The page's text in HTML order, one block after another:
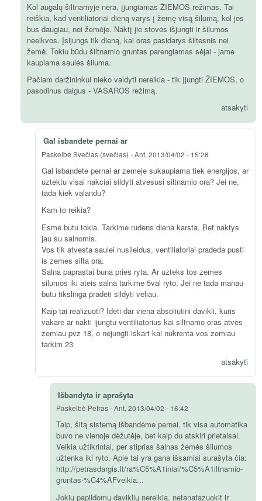
Kol augalų šiltnamyje nėra, įjungiamas ŽIEMOS režimas. Tai
reiškia, kad ventiliatoriai dieną varys į žemę visą šilumą, kol jos
bus daugiau, nei žemėje. Naktį jie stovės išjungti ir šilumos
neeikvos. Įsijungs tik dieną, kai oras pasidarys šiltesnis nei
žemė. Tokiu būdu šiltnamio gruntas parengiamas sėjai - jame
kaupiama saulės šiluma.
Pačiam daržininkui nieko valdyti nereikia - tik įjungti ŽIEMOS, o
pasodinus daigus - VASAROS režimą.
atsakyti
Gal isbandete pernai ar
Paskelbė Svečias (svečias) -Ant, 2013/04/02 - 15:28
Gal isbandete pernai ar zemeje sukaupiama tiek energijos, ar
uztektu visai nakciai sildyti atvesusi siltnamio ora? Jei ne,
tada kiek valandu?
Kam to reikia?
Esme butu tokia. Tarkime rudens diena karsta. Bet naktys
jau su salnomis.
Vos tik atvesta saulei nusileidus, ventiliatoriai pradeda pusti
is zemes silta ora.
Salna paprastai buna pries ryta. Ar uzteks tos zemes
silumos iki ateis salna tarkime 5val ryto. Jei ne tada manau
butu tikslinga pradeti sildyti veliau.
Kaip tai realizuoti? Ideti dar viena absoliutini davikli, kuris
vakare ar nakti ijungtu ventiliatorius kai siltnamo oras atves
zemiau pvz 18, o nejungti iskart kai nukrenta vos zemiau
tarkim 23.
atsakyti
Išbandyta ir aprašyta
Paskelbė Petras-Ant, 2013/04/02 - 16:42
Taip, šitą sistemą išbandėme pernai, tik visa automatika
buvo ne vienoje dėžutėje, bet kaip du atskiri prietaisai.
Veikia užtikrintai, per stiprias šalnas žemės šilumos
užtenka iki ryto. Apie tai yra gana išsamiai surašyta čia:
http://petrasdargis.lt/ra%C5%A1iniai/%C5%A1iltnamio-
gruntas-%C4%AFveikia...
Jokių papildomų daviklių nereikia, nefanatazuokit ir